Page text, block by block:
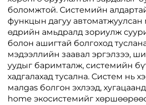
боломжтой. Системийн
функцын дагуу автоматжуулсан
өдрийн амьдралд зориулж
болон ашигтай болгоход
мэдээллийн заавал эргэлзээ,
уудыг баримталж, системийн
хадгалахад тусална. Систем нь
малgas болгон эхлээд,
home экосистемийг